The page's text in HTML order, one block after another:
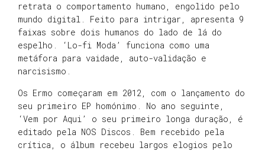
retrata o comportamento humano, engolido pelo
mundo digital. Feito para intrigar, apresenta 9
faixas sobre dois humanos do lado de lá do
espelho. ‘Lo-fi Moda’ funciona como uma
metáfora para vaidade, auto-validação e
narcisismo.
Os Ermo começaram em 2012, com o lançamento do
seu primeiro EP homónimo. No ano seguinte,
‘Vem por Aqui’ o seu primeiro longa duração, é
editado pela NOS Discos. Bem recebido pela
crítica, o álbum recebeu largos elogios pelo